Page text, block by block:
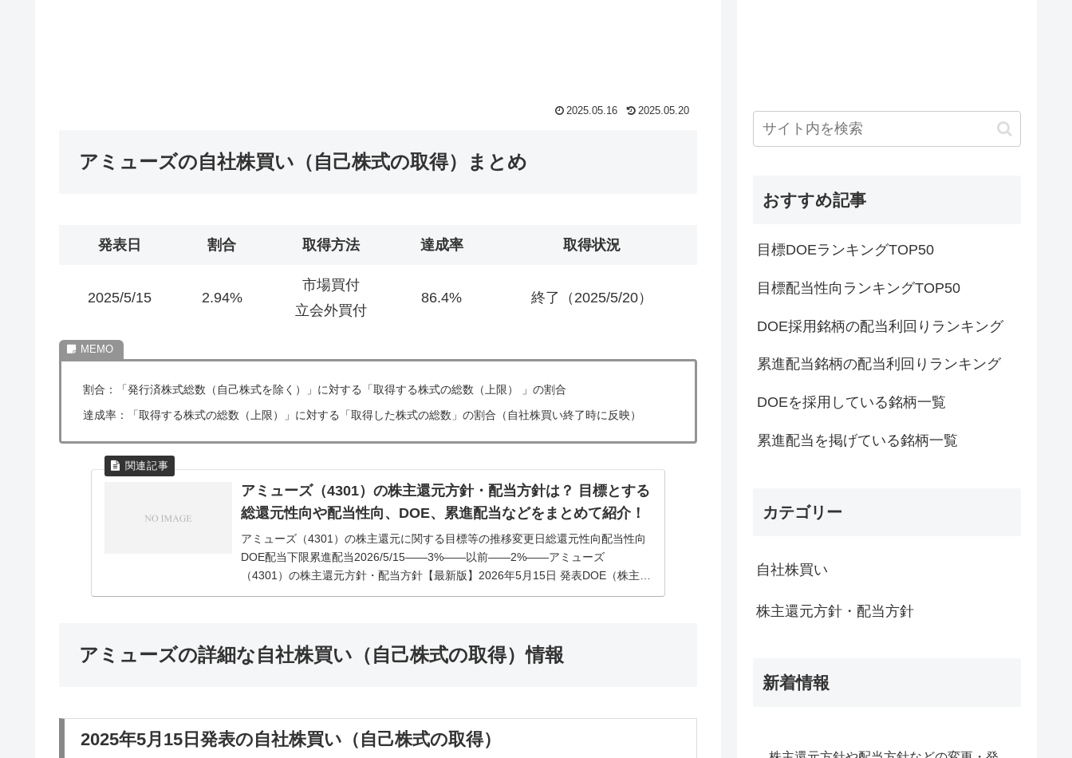
2025.05.16 2025.05.20
アミューズの自社株買い（自己株式の取得）まとめ
発表日 割合 取得方法 達成率 取得状況
2025/5/15 2.94%
市場買付
立会外買付
86.4% 終了（2025/5/20）
割合：「発行済株式総数（自己株式を除く）」に対する「取得する株式の総数（上限） 」の割合
達成率：「取得する株式の総数（上限）」に対する「取得した株式の総数」の割合（自社株買い終了時に反映）
アミューズ（4301）の株主還元方針・配当方針は？ 目標とする
総還元性向や配当性向、DOE、累進配当などをまとめて紹介！
アミューズ（4301）の株主還元に関する目標等の推移変更日総還元性向配当性向
DOE配当下限累進配当2026/5/15――3%――以前――2%――アミューズ
（4301）の株主還元方針・配当方針【最新版】2026年5月15日 発表DOE（株主
資...
アミューズの詳細な自社株買い（自己株式の取得）情報
2025年5月15日発表の自社株買い（自己株式の取得）
おすすめ記事
目標DOEランキングTOP50
目標配当性向ランキングTOP50
DOE採用銘柄の配当利回りランキング
累進配当銘柄の配当利回りランキング
DOEを採用している銘柄一覧
累進配当を掲げている銘柄一覧
カテゴリー
自社株買い
株主還元方針・配当方針
新着情報